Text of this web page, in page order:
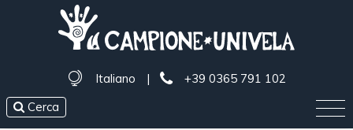
Italiano |
+39 0365 791 102
Cerca